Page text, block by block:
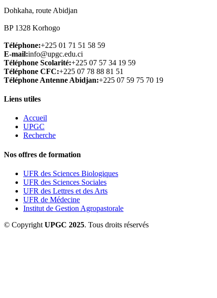
Dohkaha, route Abidjan
BP 1328 Korhogo
Téléphone:+225 01 71 51 58 59
E-mail:info@upgc.edu.ci
Téléphone Scolarité:+225 07 57 34 19 59
Téléphone CFC:+225 07 78 88 81 51
Téléphone Antenne Abidjan:+225 07 59 75 70 19
Liens utiles
Accueil
UPGC
Recherche
Nos offres de formation
UFR des Sciences Biologiques
UFR des Sciences Sociales
UFR des Lettres et des Arts
UFR de Médecine
Institut de Gestion Agropastorale
© Copyright UPGC 2025. Tous droits réservés